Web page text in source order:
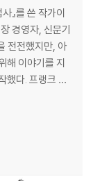
』를 쓴 작가이
경영자, 신문기
전전했지만, 아
해 이야기를 지
했다. 프랭크 바
유복한 환경에서
는데, '마더 구